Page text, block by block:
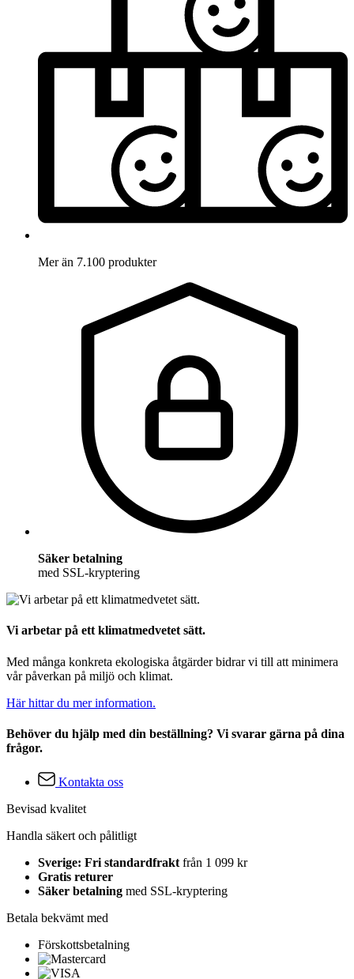
Mer än 7.100 produkter
Säker betalning
med SSL-kryptering
Vi arbetar på ett klimatmedvetet sätt.
Med många konkreta ekologiska åtgärder bidrar vi till att minimera
vår påverkan på miljö och klimat.
Här hittar du mer information.
Behöver du hjälp med din beställning? Vi svarar gärna på dina
frågor.
Kontakta oss
Bevisad kvalitet
Handla säkert och pålitligt
Sverige: Fri standardfrakt från 1 099 kr
Gratis returer
Säker betalning med SSL-kryptering
Betala bekvämt med
Förskottsbetalning